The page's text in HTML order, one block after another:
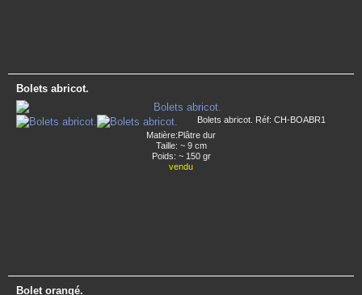
Bolets abricot.
Bolets abricot. Réf: CH-BOABR1
Matière:Plâtre dur
Taille: ~ 9 cm
Poids: ~ 150 gr
vendu
Bolet orangé.